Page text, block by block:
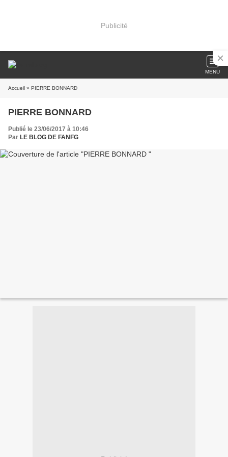
Publicité
MENU
Accueil » PIERRE BONNARD
PIERRE BONNARD
Publié le 23/06/2017 à 10:46
Par LE BLOG DE FANFG